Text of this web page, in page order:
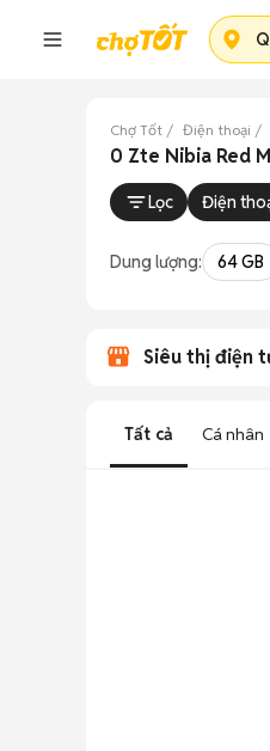
Chợ Tốt Điện thoại
0 Zte Nibia Red
Lọc Điện
Dung lượng: 64 GB
Siêu thị điện
Tất cả Cá nhân